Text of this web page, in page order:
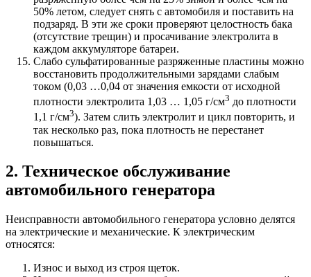
50% летом, следует снять с автомобиля и поставить на
подзаряд. В эти же сроки проверяют целостность бака
(отсутствие трещин) и просачивание электролита в
каждом аккумуляторе батареи.
Слабо сульфатированные разряженные пластины можно
восстановить продолжительными зарядами слабым
током (0,03 …0,04 от значения емкости от исходной
плотности электролита 1,03 … 1,05 г/см3 до плотности
1,1 г/см3). Затем слить электролит и цикл повторить, и
так несколько раз, пока плотность не перестанет
повышаться.
2. Техническое обслуживание
автомобильного генератора
Неисправности автомобильного генератора условно делятся
на электрические и механические. К электрическим
относятся:
Износ и выход из строя щеток.